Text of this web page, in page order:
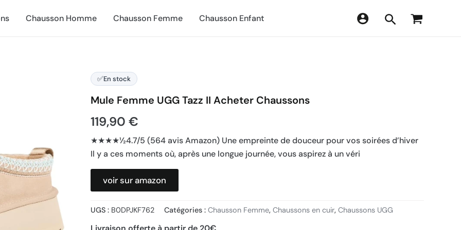
Chausson Homme Chausson Femme Chausson Enfant
✅En stock
Mule Femme UGG Tazz II Acheter Chaussons
119,90 €
★★★★½4.7/5 (564 avis Amazon) Une empreinte de douceur pour vos soirées d’hiver
Il y a ces moments où, après une longue journée, vous aspirez à un véri
voir sur amazon
UGS : B0DPJKF762 Catégories : Chausson Femme, Chaussons en cuir, Chaussons UGG